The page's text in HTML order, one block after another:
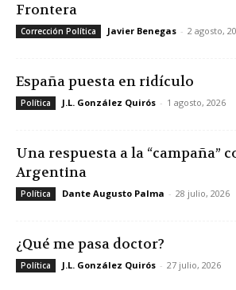
Frontera
Corrección Política Javier Benegas - 2 agosto,
España puesta en ridículo
Política J.L. González Quirós - 1 agosto, 2026
Una respuesta a la “campaña”
Argentina
Política Dante Augusto Palma - 28 julio, 2026
¿Qué me pasa doctor?
Política J.L. González Quirós - 27 julio, 2026